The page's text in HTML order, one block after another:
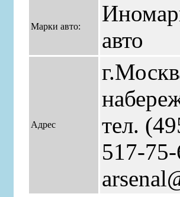
Марки авто:
авто
Адрес
тел.
517-